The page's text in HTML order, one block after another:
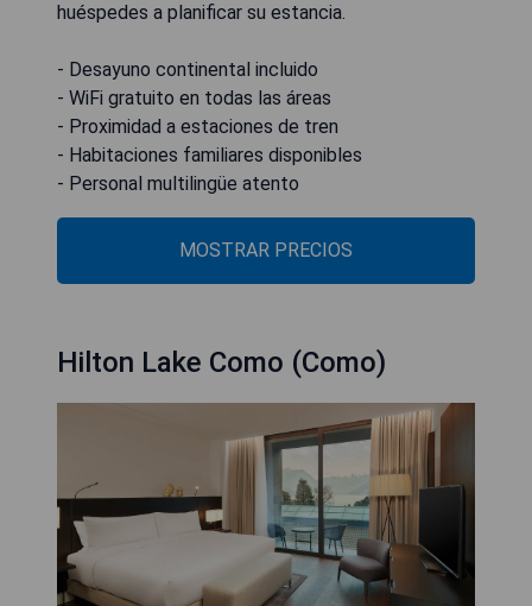
huéspedes a planificar su estancia.
- Desayuno continental incluido
- WiFi gratuito en todas las áreas
- Proximidad a estaciones de tren
- Habitaciones familiares disponibles
- Personal multilingüe atento
MOSTRAR PRECIOS
Hilton Lake Como (Como)